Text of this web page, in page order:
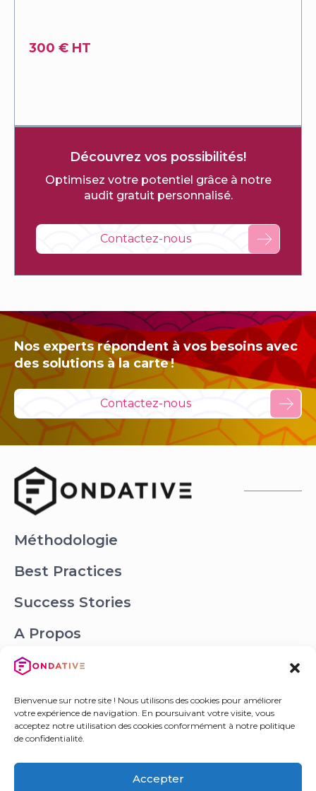
Bienvenue sur notre site ! Nous utilisons des cookies pour améliorer
votre expérience de navigation. En poursuivant votre visite, vous
acceptez notre utilisation des cookies conformément à notre politique
de confidentialité.
Accepter
300 € HT
Découvrez vos possibilités!
Optimisez votre potentiel grâce à notre
audit gratuit personnalisé.
Contactez-nous
Nos experts répondent à vos besoins avec
des solutions à la carte !
Contactez-nous
Méthodologie
Best Practices
Success Stories
A Propos
Offres
Contact
hello@fondative.com